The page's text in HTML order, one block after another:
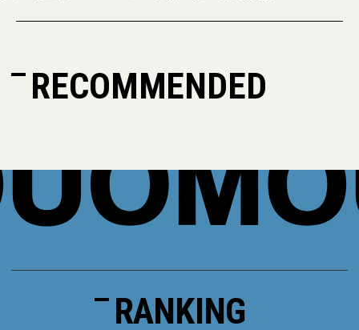
RECOMMENDED
RANKING